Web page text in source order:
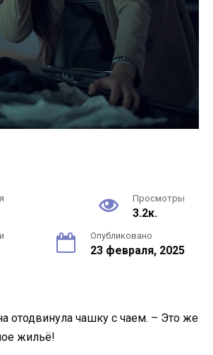
Просмотры
3.2к.
Опубликовано
23 февраля, 2025
отодвинула чашку с чаем. – Это же
жильё!